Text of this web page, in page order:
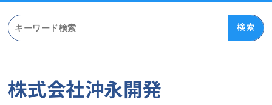
検索
株式会社沖永開発